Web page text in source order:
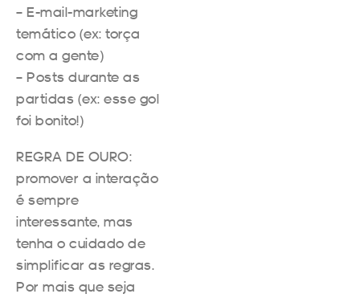
– E-mail-marketing
temático (ex: torça
com a gente)
– Posts durante as
partidas (ex: esse gol
foi bonito!)
REGRA DE OURO:
promover a interação
é sempre
interessante, mas
tenha o cuidado de
simplificar as regras.
Por mais que seja